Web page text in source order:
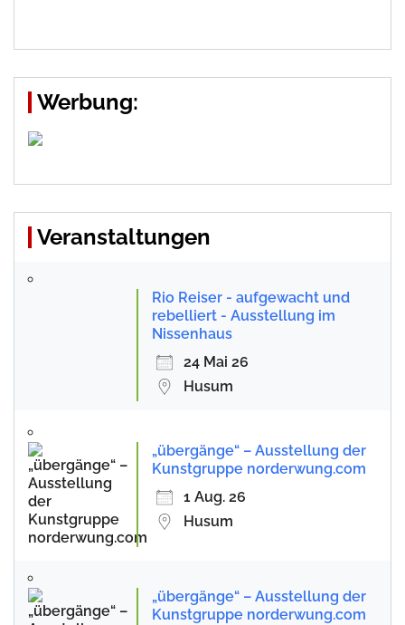
Werbung:
Veranstaltungen
Rio Reiser - aufgewacht und
rebelliert - Ausstellung im
Nissenhaus
24 Mai 26
Husum
„übergänge“ – Ausstellung der
Kunstgruppe norderwung.com
1 Aug. 26
Husum
„übergänge“ – Ausstellung der
Kunstgruppe norderwung.com